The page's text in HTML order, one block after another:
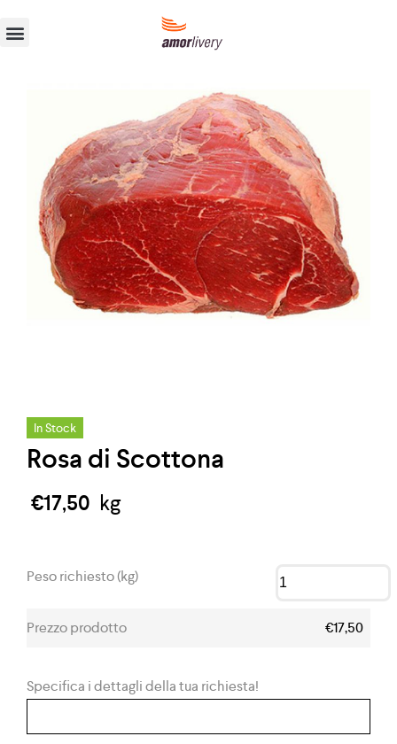
In Stock
Rosa di Scottona
€17,50 kg
Peso richiesto (kg)
Prezzo prodotto €17,50
Specifica i dettagli della tua richiesta!